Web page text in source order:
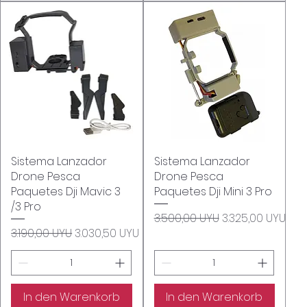
Schnellansicht
Sistema Lanzador
Drone Pesca
Paquetes Dji Mavic 3
/3 Pro
Standardpreis
3.190,00 UYUSale-Preis
3.030,50 UYU
In den Warenkorb
Schnellansicht
Sistema Lanzador
Drone Pesca
Paquetes Dji Mini 3 Pro
Standardpreis
3.500,00 UYUSale-Preis
3.325,00 UYU
In den Warenkorb